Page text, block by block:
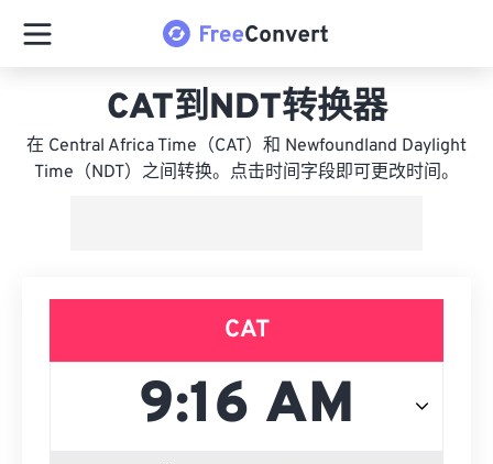
CAT到NDT转换器
在 Central Africa Time（CAT）和 Newfoundland Daylight
Time（NDT）之间转换。点击时间字段即可更改时间。
CAT